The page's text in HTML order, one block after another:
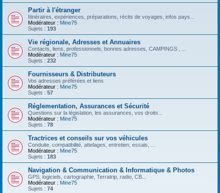
Partir à l'étranger
Itinéraires, expériences, préparations, récits de voyages, infos pays...
Modérateur : Mine75
Sujets : 193
Vie régionale, Adresses et Annuaires
Contacts, liens, professionnels, bonnes adresses, CAMPINGS , ...
Modérateur : Mine75
Sujets : 232
Fournisseurs & Distributeurs
Vos adresses préférées et liens
Modérateur : Mine75
Sujets : 57
Réglementation, Assurances et Sécurité
Questions sur la législation, les assurances, vos droits...
Modérateur : Mine75
Sujets : 78
Tractrices et conseils sur vos véhicules
Conduite, compatibilité, attelages, entretien, essais, ...
Modérateur : Mine75
Sujets : 183
Navigation & Communication & Informatique & Photos
GPS, logiciels, cartographie, Terratrip, radio, CB...
Modérateur : Mine75
Sujets : 74